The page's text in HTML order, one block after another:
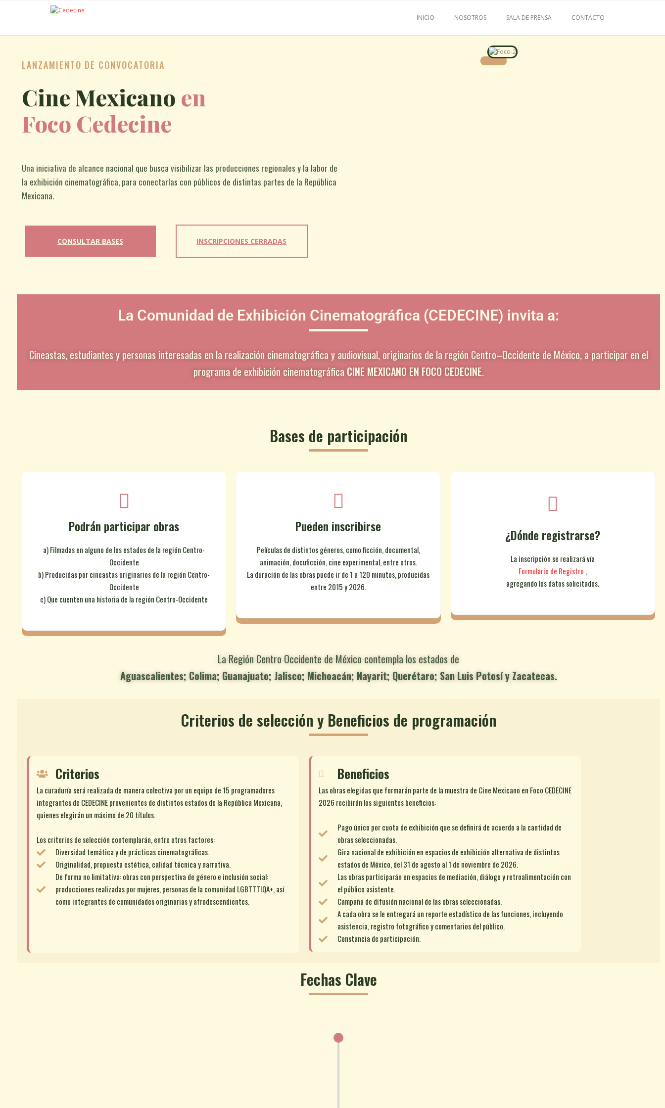
INICIO NOSOTROS SALA DE PRENSA CONTACTO
LANZAMIENTO DE CONVOCATORIA
Cine Mexicano en
Foco Cedecine
Una iniciativa de alcance nacional que busca visibilizar las producciones regionales y la labor de
la exhibición cinematográfica, para conectarlas con públicos de distintas partes de la República
Mexicana.
CONSULTAR BASES INSCRIPCIONES CERRADAS
La Comunidad de Exhibición Cinematográfica (CEDECINE) invita a:
Cineastas, estudiantes y personas interesadas en la realización cinematográfica y audiovisual, originarios de la región Centro–Occidente de México, a participar en el
programa de exhibición cinematográfica CINE MEXICANO EN FOCO CEDECINE.
Bases de participación
Podrán participar obras
a) Filmadas en alguno de los estados de la región Centro-
Occidente
b) Producidas por cineastas originarios de la región Centro-
Occidente
c) Que cuenten una historia de la región Centro-Occidente
Pueden inscribirse
Películas de distintos géneros, como ficción, documental,
animación, docuficción, cine experimental, entre otros.
La duración de las obras puede ir de 1 a 120 minutos, producidas
entre 2015 y 2026.
¿Dónde registrarse?
La inscripción se realizará vía
Formulario de Registro ,
agregando los datos solicitados.
La Región Centro Occidente de México contempla los estados de
Aguascalientes; Colima; Guanajuato; Jalisco; Michoacán; Nayarit; Querétaro; San Luis Potosí y Zacatecas.
Criterios de selección y Beneficios de programación
Criterios
La curaduría será realizada de manera colectiva por un equipo de 15 programadores
integrantes de CEDECINE provenientes de distintos estados de la República Mexicana,
quienes elegirán un máximo de 20 títulos.
Los criterios de selección contemplarán, entre otros factores:
Diversidad temática y de prácticas cinematográficas.
Originalidad, propuesta estética, calidad técnica y narrativa.
De forma no limitativa: obras con perspectiva de género e inclusión social:
producciones realizadas por mujeres, personas de la comunidad LGBTTTIQA+, así
como integrantes de comunidades originarias y afrodescendientes.
Beneficios
Las obras elegidas que formarán parte de la muestra de Cine Mexicano en Foco CEDECINE
2026 recibirán los siguientes beneficios:
Pago único por cuota de exhibición que se definirá de acuerdo a la cantidad de
obras seleccionadas.
Gira nacional de exhibición en espacios de exhibición alternativa de distintos
estados de México, del 31 de agosto al 1 de noviembre de 2026.
Las obras participarán en espacios de mediación, diálogo y retroalimentación con
el público asistente.
Campaña de difusión nacional de las obras seleccionadas.
A cada obra se le entregará un reporte estadístico de las funciones, incluyendo
asistencia, registro fotográfico y comentarios del público.
Constancia de participación.
Fechas Clave